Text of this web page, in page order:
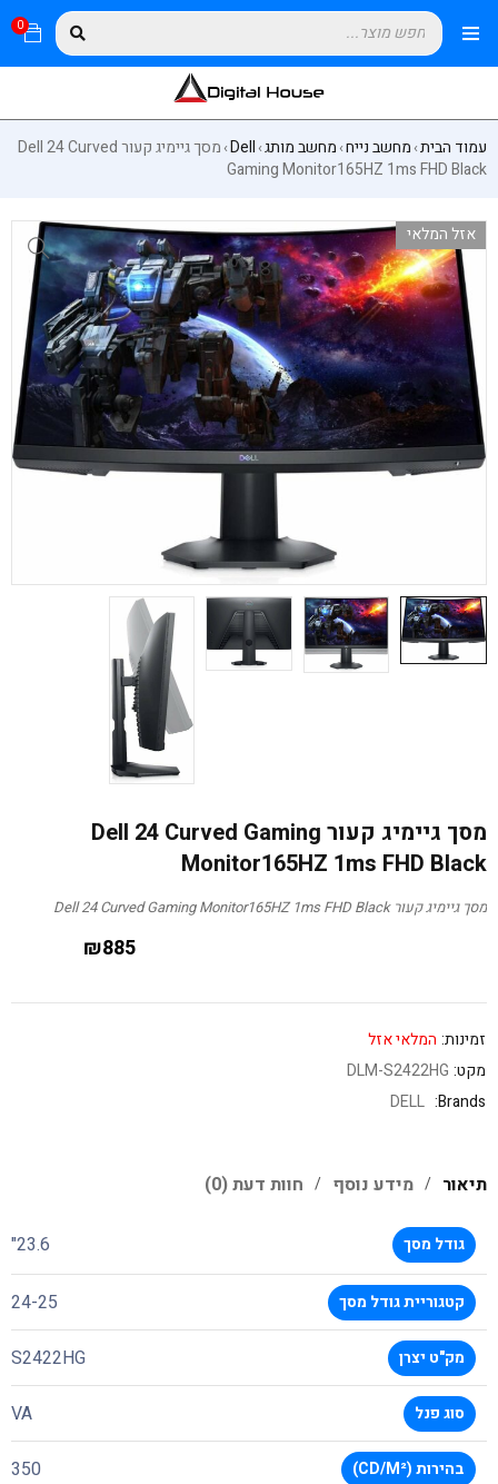
0
עמוד הבית›מחשב נייח›מחשב מותג›
Dell
›
מסך גיימיג קעור Dell 24 Curved
Gaming Monitor165HZ 1ms FHD Black
אזל המלאי
מסך גיימיג קעור Dell 24 Curved Gaming
Monitor165HZ 1ms FHD Black
מסך גיימיג קעור Dell 24 Curved Gaming Monitor165HZ 1ms FHD Black
₪885
זמינות: המלאי אזל
מקט: DLM-S2422HG
Brands:
DELL
תיאור מידע נוסף חוות דעת (0)
גודל מסך 23.6"
קטגוריית גודל מסך 24-25
מק"ט יצרן S2422HG
סוג פנל VA
בהירות (CD/M²) 350